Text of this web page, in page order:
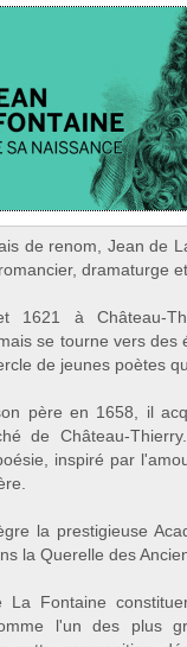
de renom, Jean de
dramaturge
1621 à Château-
se tourne vers
de jeunes poètes
père en 1658, il
de Château-
inspiré par
la prestigieuse
la Querelle des
La Fontaine
l'un des plus